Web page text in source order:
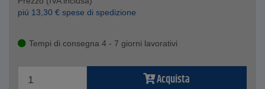
piú 13,30 € spese di spedizione
Tempi di consegna 4 - 7 giorni lavorativi
Acquista